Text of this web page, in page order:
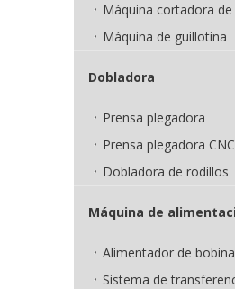
Máquina de guillotina
Dobladora
Prensa plegadora
Prensa plegadora CNC
Dobladora de rodillos
Alimentador de bobina